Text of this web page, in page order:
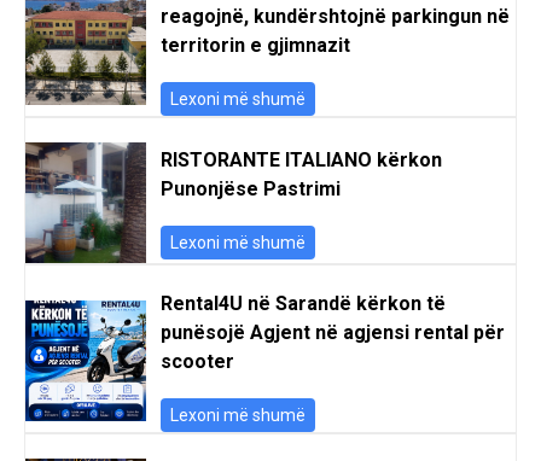
reagojnë, kundërshtojnë parkingun në
territorin e gjimnazit
Lexoni më shumë
RISTORANTE ITALIANO kërkon
Punonjëse Pastrimi
Lexoni më shumë
Rental4U në Sarandë kërkon të
punësojë Agjent në agjensi rental për
scooter
Lexoni më shumë